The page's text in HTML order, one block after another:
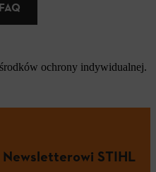
ochrony indywidualnej.
Newsletterowi STIHL